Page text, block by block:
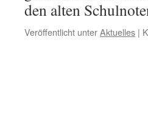
den alten
Veröffentlicht unterAktuelles |